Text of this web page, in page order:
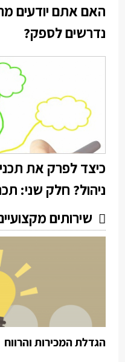
האם אתם יודעים
נדרשים לספק?
כיצד לפרק את
ניהול? חלק שני:
שירותים
הגדלת המכירות והרווח